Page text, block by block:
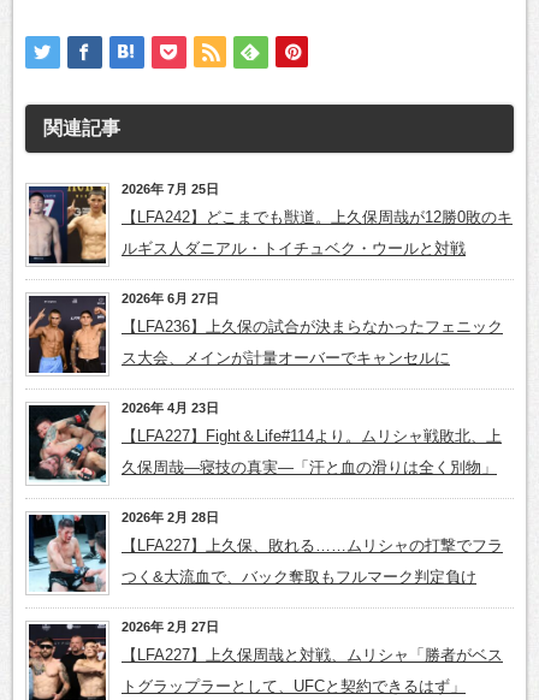
関連記事
2026年 7月 25日
【LFA242】どこまでも獣道。上久保周哉が12勝0敗のキ
ルギス人ダニアル・トイチュベク・ウールと対戦
2026年 6月 27日
【LFA236】上久保の試合が決まらなかったフェニック
ス大会、メインが計量オーバーでキャンセルに
2026年 4月 23日
【LFA227】Fight＆Life#114より。ムリシャ戦敗北、上
久保周哉―寝技の真実―「汗と血の滑りは全く別物」
2026年 2月 28日
【LFA227】上久保、敗れる……ムリシャの打撃でフラ
つく&大流血で、バック奪取もフルマーク判定負け
2026年 2月 27日
【LFA227】上久保周哉と対戦、ムリシャ「勝者がベス
トグラップラーとして、UFCと契約できるはず」